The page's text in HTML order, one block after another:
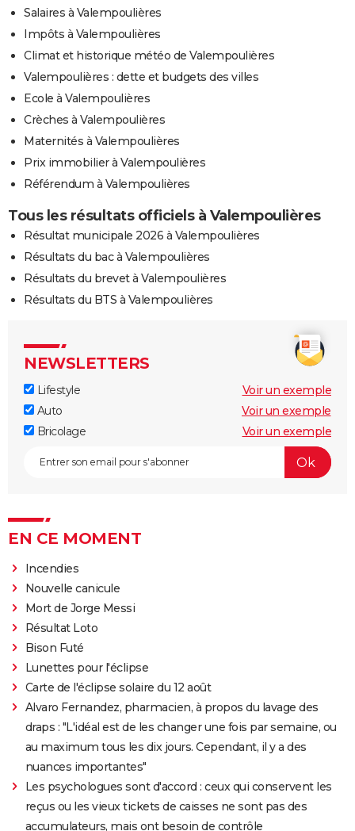
Salaires à Valempoulières
Impôts à Valempoulières
Climat et historique météo de Valempoulières
Valempoulières : dette et budgets des villes
Ecole à Valempoulières
Crèches à Valempoulières
Maternités à Valempoulières
Prix immobilier à Valempoulières
Référendum à Valempoulières
Tous les résultats officiels à Valempoulières
Résultat municipale 2026 à Valempoulières
Résultats du bac à Valempoulières
Résultats du brevet à Valempoulières
Résultats du BTS à Valempoulières
NEWSLETTERS
Lifestyle
Voir un exemple
Auto
Voir un exemple
Bricolage
Voir un exemple
EN CE MOMENT
Incendies
Nouvelle canicule
Mort de Jorge Messi
Résultat Loto
Bison Futé
Lunettes pour l'éclipse
Carte de l'éclipse solaire du 12 août
Alvaro Fernandez, pharmacien, à propos du lavage des
draps : "L'idéal est de les changer une fois par semaine, ou
au maximum tous les dix jours. Cependant, il y a des
nuances importantes"
Les psychologues sont d'accord : ceux qui conservent les
reçus ou les vieux tickets de caisses ne sont pas des
accumulateurs, mais ont besoin de contrôle